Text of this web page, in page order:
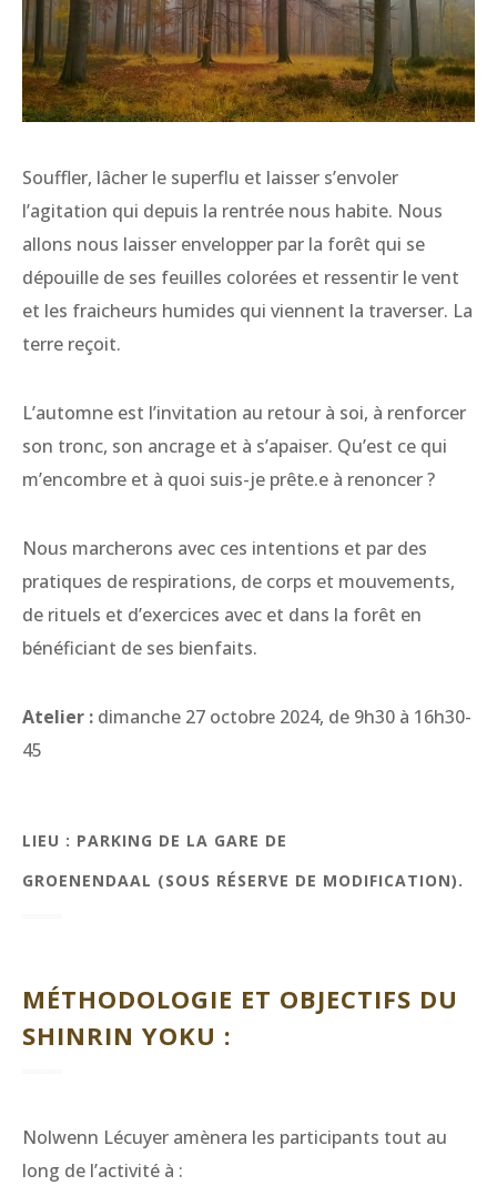
Souffler, lâcher le superflu et laisser s’envoler
l’agitation qui depuis la rentrée nous habite. Nous
allons nous laisser envelopper par la forêt qui se
dépouille de ses feuilles colorées et ressentir le vent
et les fraicheurs humides qui viennent la traverser. La
terre reçoit.
L’automne est l’invitation au retour à soi, à renforcer
son tronc, son ancrage et à s’apaiser. Qu’est ce qui
m’encombre et à quoi suis-je prête.e à renoncer ?
Nous marcherons avec ces intentions et par des
pratiques de respirations, de corps et mouvements,
de rituels et d’exercices avec et dans la forêt en
bénéficiant de ses bienfaits.
Atelier : dimanche 27 octobre 2024, de 9h30 à 16h30-
45
LIEU : PARKING DE LA GARE DE
GROENENDAAL (SOUS RÉSERVE DE MODIFICATION).
MÉTHODOLOGIE ET OBJECTIFS DU
SHINRIN YOKU :
Nolwenn Lécuyer amènera les participants tout au
long de l’activité à :